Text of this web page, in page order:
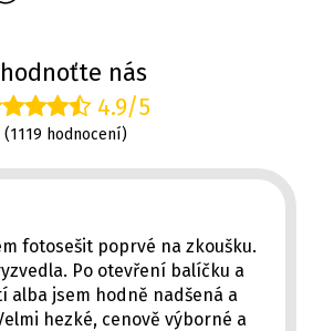
nás
4.9/5
(1119 hodnocení)
fotosešit poprvé na zkoušku.
Po otevření balíčku a
alba jsem hodně nadšená a
hezké, cenově výborné a